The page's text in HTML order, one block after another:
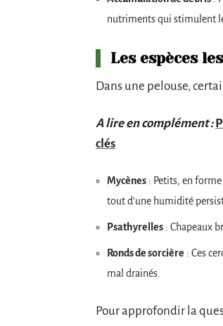
nutriments qui stimulent
Les espèces
Dans une pelouse,
A lire en complément :
clés
Mycènes : Petits, en
tout d’une humidité
Psathyrelles : Chapeaux
Ronds de sorcière : Ces
mal drainés.
Pour approfondir la